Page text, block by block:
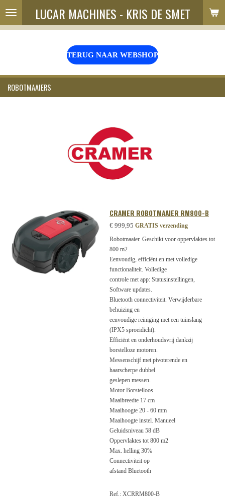
Ga
naar
LUCAR MACHINES - KRIS DE SMET
TERUG NAAR WEBSHOP
ROBOTMAAIERS
CRAMER ROBOTMAAIER RM800-B
€ 999,95 GRATIS verzending
Robotmaaier. Geschikt voor oppervlaktes tot
800 m2 .
Eenvoudig, efficiënt en met volledige
functionaliteit. Volledige
controle met app: Statusinstellingen,
Software updates.
Bluetooth connectiviteit. Verwijderbare
behuizing en
eenvoudige reiniging met een tuinslang
(IPX5 sproeidicht).
Efficiënt en onderhoudsvrij dankzij
borstelloze motoren.
Messenschijf met pivoterende en
haarscherpe dubbel
geslepen messen.
Motor Borstelloos
Maaibreedte 17 cm
Maaihoogte 20 - 60 mm
Maaihoogte instel. Manueel
Geluidsniveau 58 dB
Oppervlaktes tot 800 m2
Max. helling 30%
Connectiviteit op
afstand Bluetooth
Ref.: XCRRM800-B